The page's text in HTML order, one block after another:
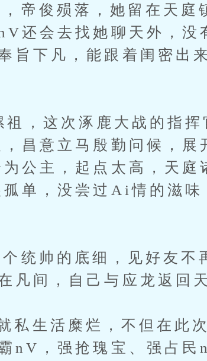
俊殒落，她留在天庭
还会去找她聊天外，没
旨下凡，能跟着闺密出
这次涿鹿大战的指挥
昌意立马殷勤问候，展
公主，起点太高，天庭
单，没尝过Ai情的滋味
帅的底细，见好友不
凡间，自己与应龙返回天
活糜烂，不但在此次
nV，强抢瑰宝、强占民